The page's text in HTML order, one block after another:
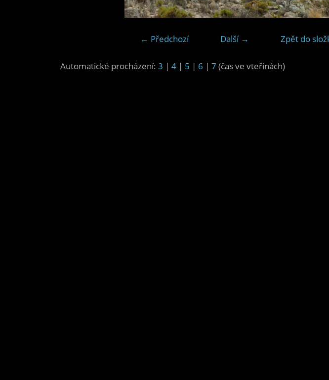
← Předchozí Další → Zpět do
Automatické procházení: 3 | 4 | 5 | 6 | 7 (čas ve vteřinách)